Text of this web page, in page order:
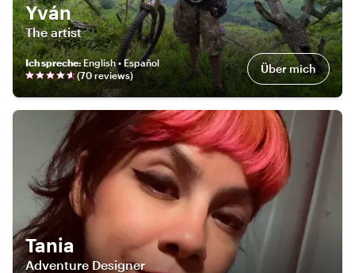
Yván
The artist
Ich spreche:English • Español
(70 reviews) Über mich
Tania
Adventure Designer